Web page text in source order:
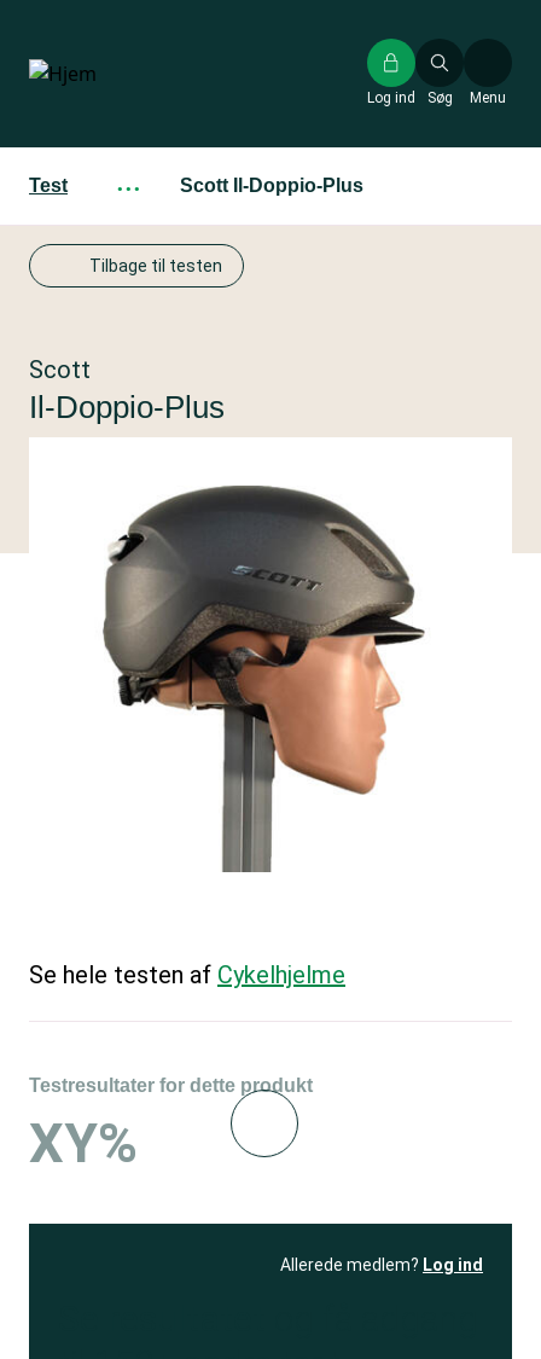
hovedindhold
Søg
Log ind Menu
Test ··· Scott Il-Doppio-Plus
Tilbage til testen
Scott
Il-Doppio-Plus
Se hele testen af Cykelhjelme
Testresultater for dette produkt
XY%
Allerede medlem? Log ind